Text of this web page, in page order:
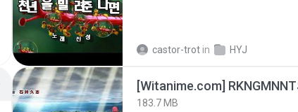
castor-trot in HYJ
183.7 MB